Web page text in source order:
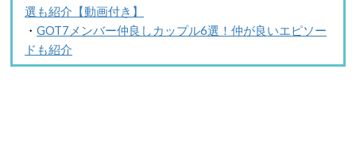
選も紹介【動画付き】
・ GOT7メンバー仲良しカップル6選！仲が良いエピソー
ドも紹介